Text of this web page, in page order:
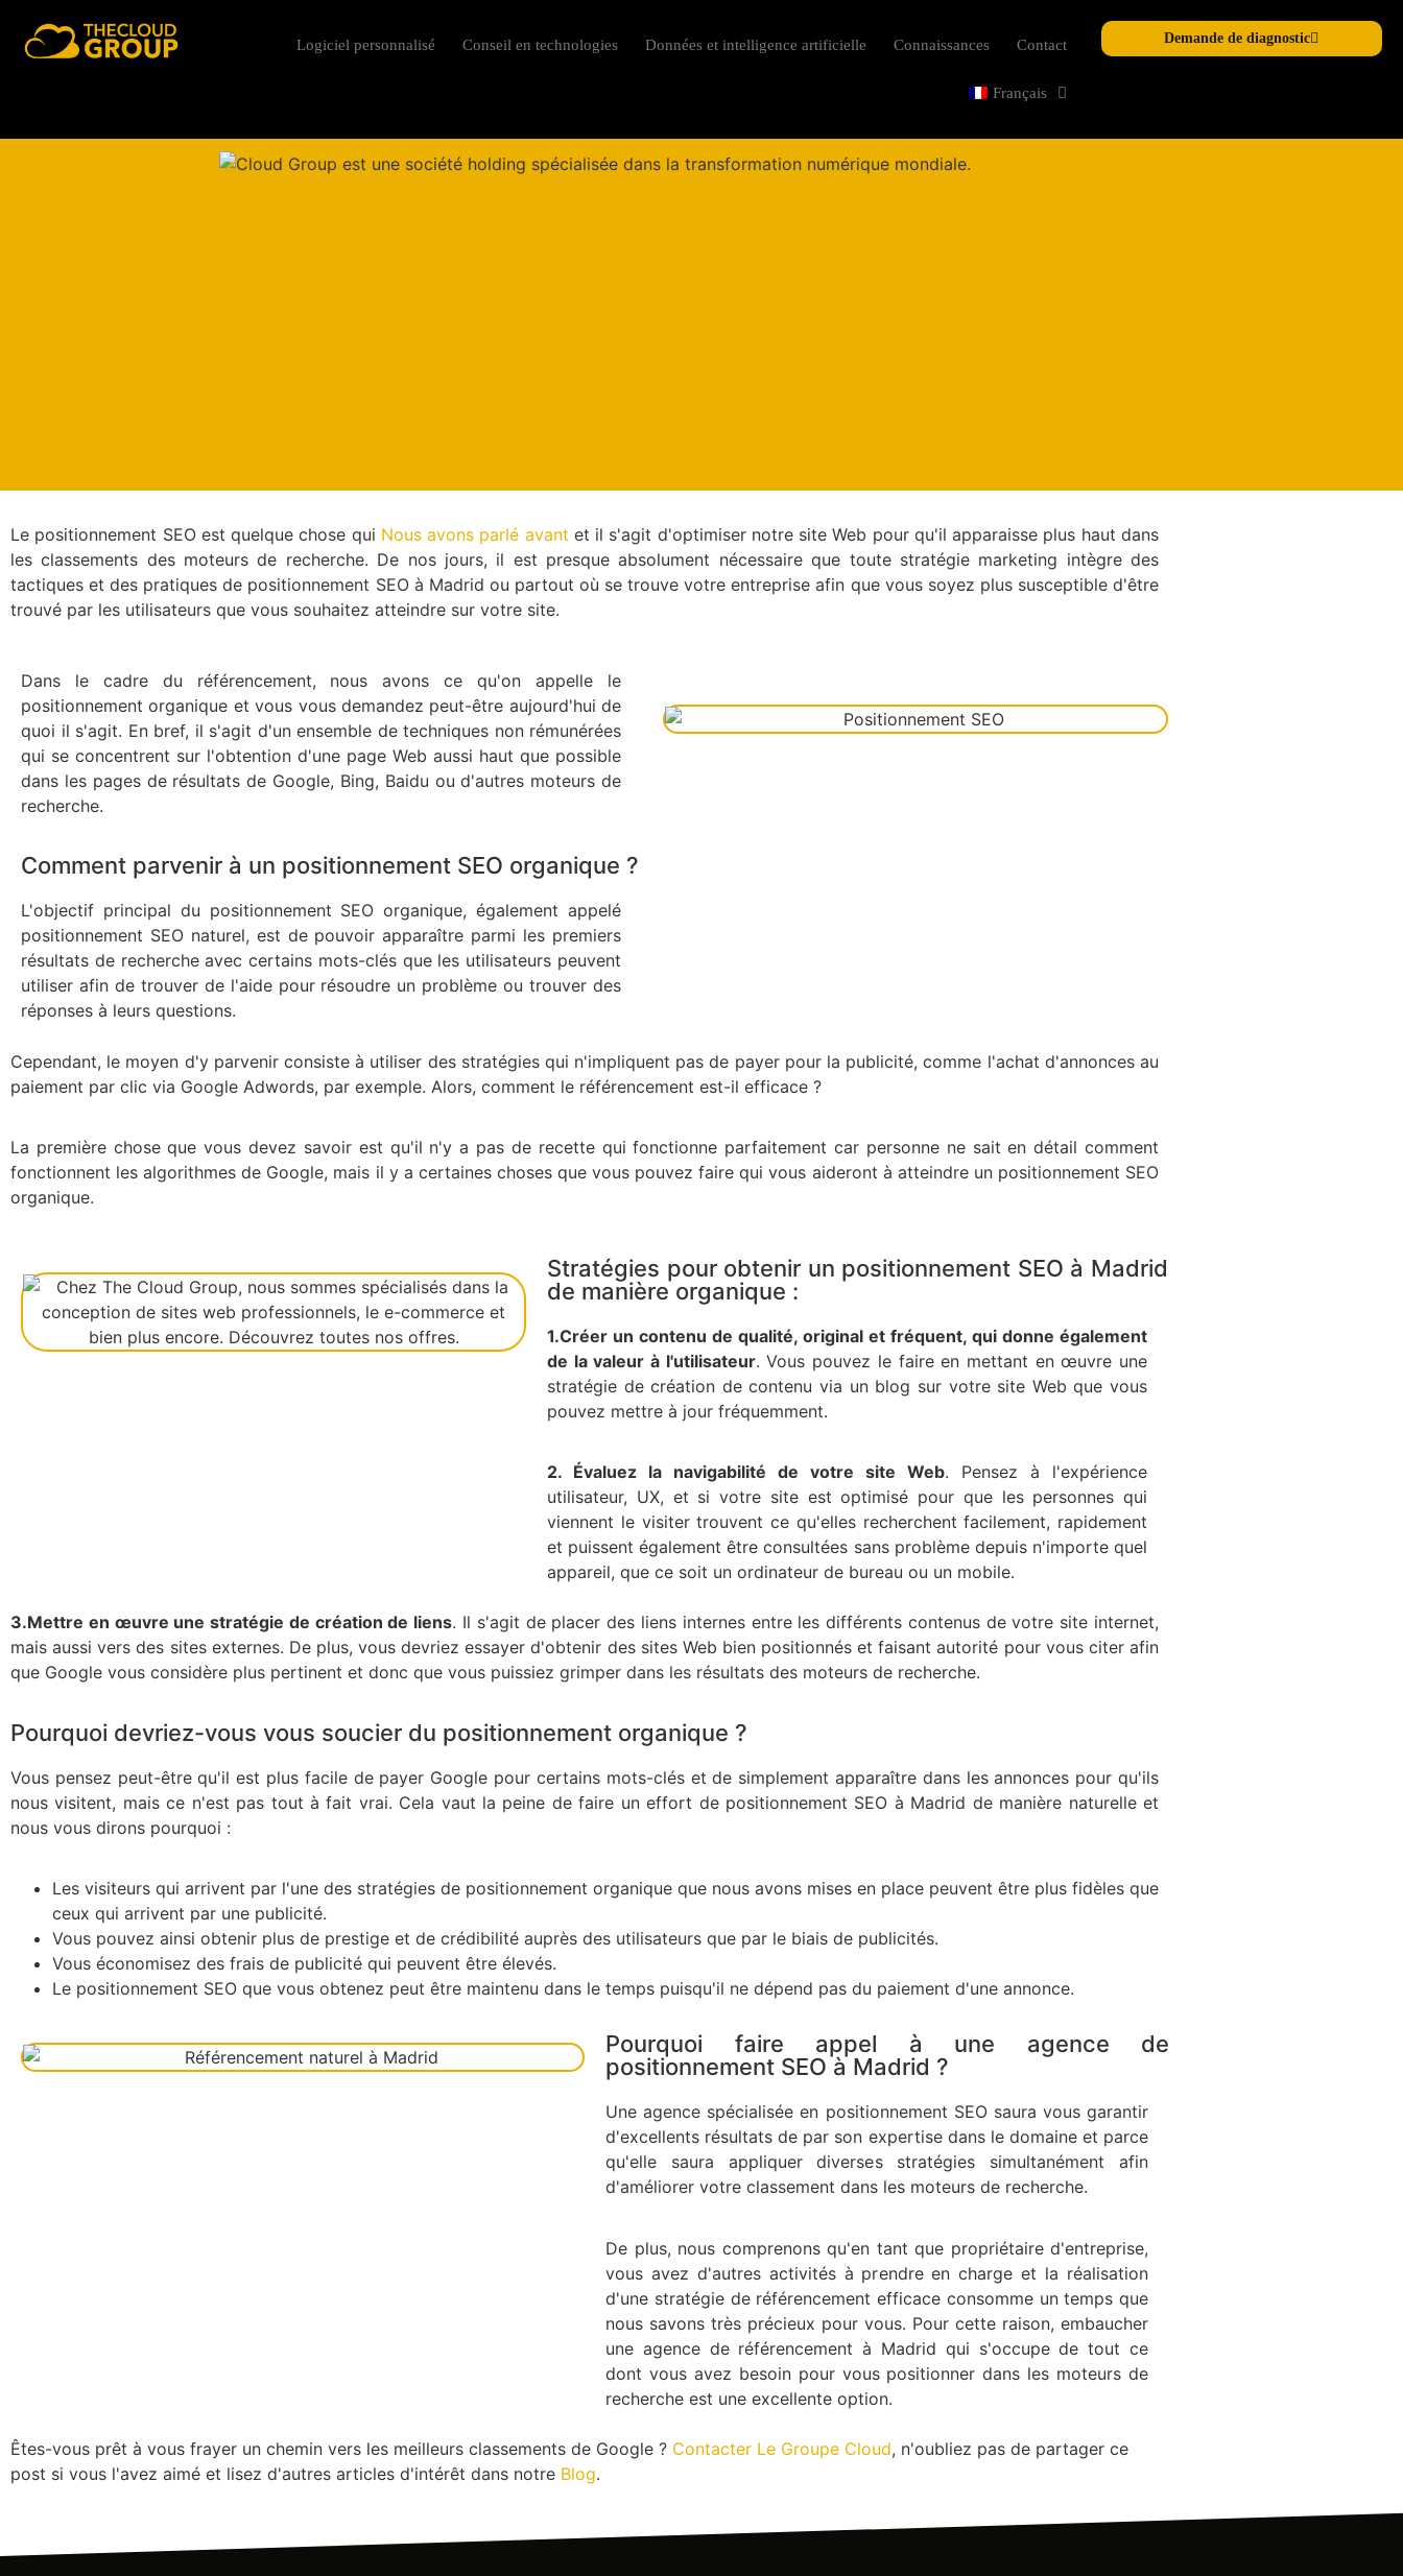
Logiciel personnalisé Conseil en technologies Données et intelligence artificielle Connaissances Contact
Français
Demande de diagnostic
Le positionnement SEO est quelque chose qui Nous avons parlé avant et il s'agit d'optimiser notre site Web pour qu'il apparaisse plus haut dans
les classements des moteurs de recherche. De nos jours, il est presque absolument nécessaire que toute stratégie marketing intègre des
tactiques et des pratiques de positionnement SEO à Madrid ou partout où se trouve votre entreprise afin que vous soyez plus susceptible d'être
trouvé par les utilisateurs que vous souhaitez atteindre sur votre site.
Dans le cadre du référencement, nous avons ce qu'on appelle le
positionnement organique et vous vous demandez peut-être aujourd'hui de
quoi il s'agit. En bref, il s'agit d'un ensemble de techniques non rémunérées
qui se concentrent sur l'obtention d'une page Web aussi haut que possible
dans les pages de résultats de Google, Bing, Baidu ou d'autres moteurs de
recherche.
Comment parvenir à un positionnement SEO organique ?
L'objectif principal du positionnement SEO organique, également appelé
positionnement SEO naturel, est de pouvoir apparaître parmi les premiers
résultats de recherche avec certains mots-clés que les utilisateurs peuvent
utiliser afin de trouver de l'aide pour résoudre un problème ou trouver des
réponses à leurs questions.
Cependant, le moyen d'y parvenir consiste à utiliser des stratégies qui n'impliquent pas de payer pour la publicité, comme l'achat d'annonces au
paiement par clic via Google Adwords, par exemple. Alors, comment le référencement est-il efficace ?
La première chose que vous devez savoir est qu'il n'y a pas de recette qui fonctionne parfaitement car personne ne sait en détail comment
fonctionnent les algorithmes de Google, mais il y a certaines choses que vous pouvez faire qui vous aideront à atteindre un positionnement SEO
organique.
Stratégies pour obtenir un positionnement SEO à Madrid
de manière organique :
1.Créer un contenu de qualité, original et fréquent, qui donne également
de la valeur à l'utilisateur. Vous pouvez le faire en mettant en œuvre une
stratégie de création de contenu via un blog sur votre site Web que vous
pouvez mettre à jour fréquemment.
2. Évaluez la navigabilité de votre site Web. Pensez à l'expérience
utilisateur, UX, et si votre site est optimisé pour que les personnes qui
viennent le visiter trouvent ce qu'elles recherchent facilement, rapidement
et puissent également être consultées sans problème depuis n'importe quel
appareil, que ce soit un ordinateur de bureau ou un mobile.
3.Mettre en œuvre une stratégie de création de liens. Il s'agit de placer des liens internes entre les différents contenus de votre site internet,
mais aussi vers des sites externes. De plus, vous devriez essayer d'obtenir des sites Web bien positionnés et faisant autorité pour vous citer afin
que Google vous considère plus pertinent et donc que vous puissiez grimper dans les résultats des moteurs de recherche.
Pourquoi devriez-vous vous soucier du positionnement organique ?
Vous pensez peut-être qu'il est plus facile de payer Google pour certains mots-clés et de simplement apparaître dans les annonces pour qu'ils
nous visitent, mais ce n'est pas tout à fait vrai. Cela vaut la peine de faire un effort de positionnement SEO à Madrid de manière naturelle et
nous vous dirons pourquoi :
Les visiteurs qui arrivent par l'une des stratégies de positionnement organique que nous avons mises en place peuvent être plus fidèles que
ceux qui arrivent par une publicité.
Vous pouvez ainsi obtenir plus de prestige et de crédibilité auprès des utilisateurs que par le biais de publicités.
Vous économisez des frais de publicité qui peuvent être élevés.
Le positionnement SEO que vous obtenez peut être maintenu dans le temps puisqu'il ne dépend pas du paiement d'une annonce.
Pourquoi faire appel à une agence de
positionnement SEO à Madrid ?
Une agence spécialisée en positionnement SEO saura vous garantir
d'excellents résultats de par son expertise dans le domaine et parce
qu'elle saura appliquer diverses stratégies simultanément afin
d'améliorer votre classement dans les moteurs de recherche.
De plus, nous comprenons qu'en tant que propriétaire d'entreprise,
vous avez d'autres activités à prendre en charge et la réalisation
d'une stratégie de référencement efficace consomme un temps que
nous savons très précieux pour vous. Pour cette raison, embaucher
une agence de référencement à Madrid qui s'occupe de tout ce
dont vous avez besoin pour vous positionner dans les moteurs de
recherche est une excellente option.
Êtes-vous prêt à vous frayer un chemin vers les meilleurs classements de Google ? Contacter Le Groupe Cloud, n'oubliez pas de partager ce
post si vous l'avez aimé et lisez d'autres articles d'intérêt dans notre Blog.